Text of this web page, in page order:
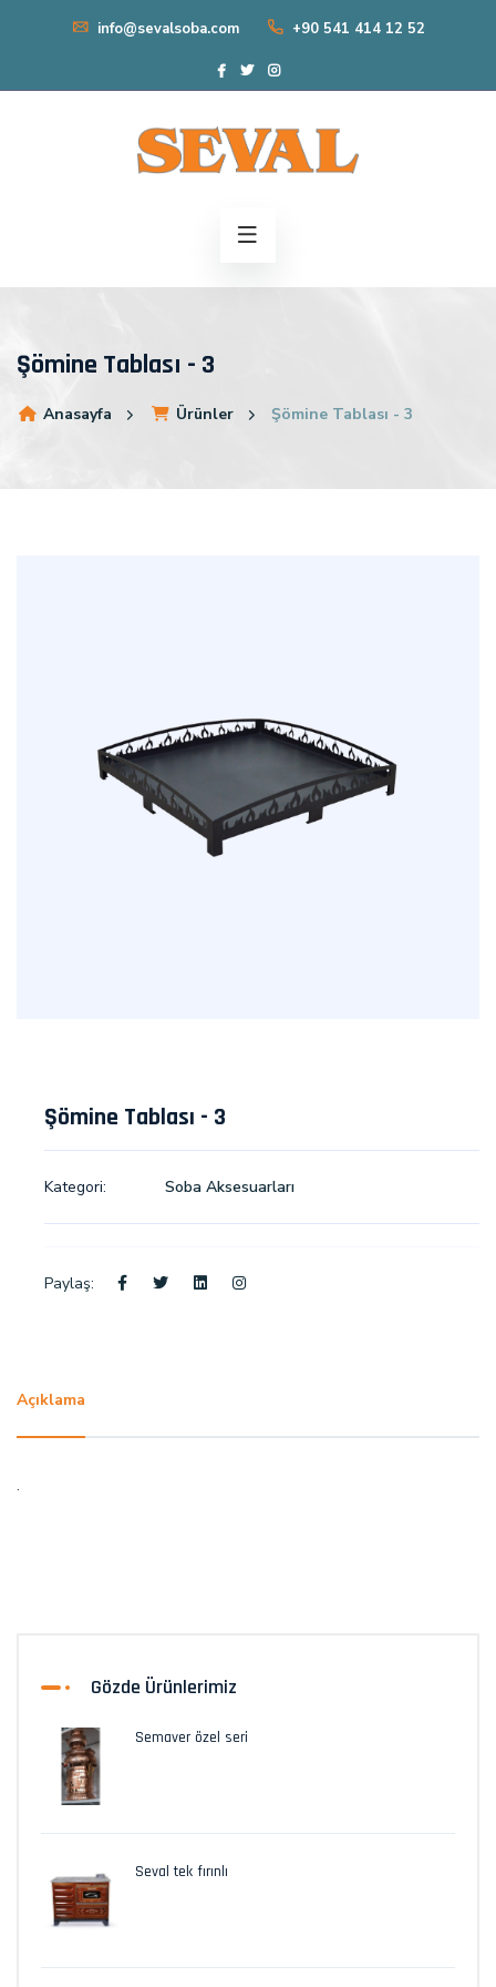
info@sevalsoba.com +90 541 414 12 52
Şömine Tablası - 3
Anasayfa Ürünler Şömine Tablası - 3
Şömine Tablası - 3
Kategori: Soba Aksesuarları
Paylaş:
Açıklama
.
Gözde Ürünlerimiz
Semaver özel seri
Seval tek fırınlı